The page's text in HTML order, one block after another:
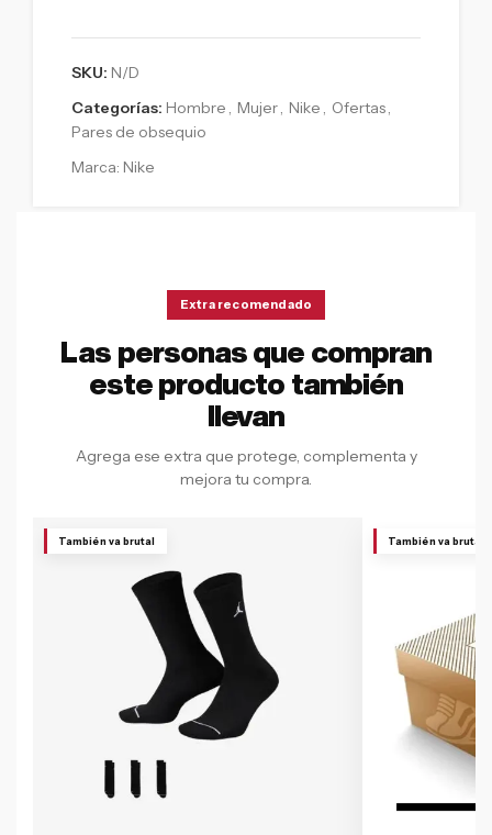
SKU: N/D
Categorías: Hombre Mujer Nike Ofertas
Pares de obsequio
Marca: Nike
Extra recomendado
Las personas que compran
este producto también
llevan
Agrega ese extra que protege, complementa y
mejora tu compra.
También va brutal También va brutal